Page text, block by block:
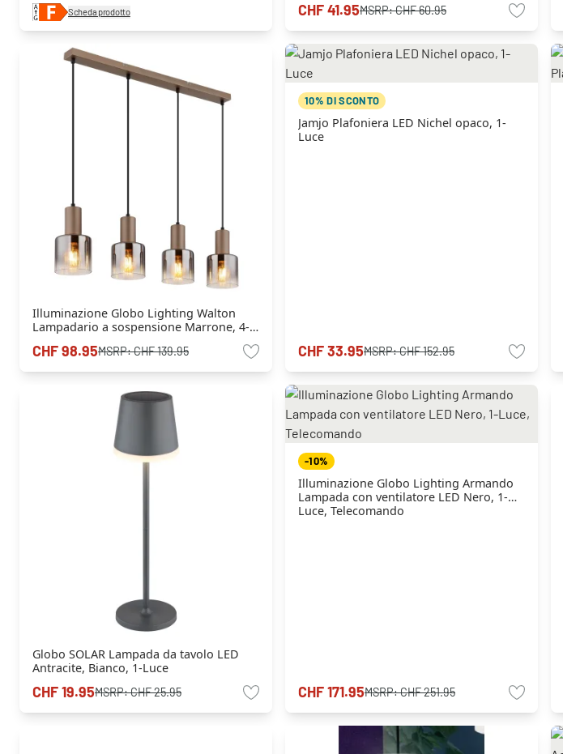
Scheda prodotto CHF 41.95MSRP:CHF 60.95
Illuminazione Globo Lighting Walton
Lampadario a sospensione Marrone, 4-
CHF 98.95MSRP:CHF 139.95
10% DI SCONTO
Jamjo Plafoniera LED Nichel opaco, 1-
Luce
CHF 33.95MSRP:CHF 152.95
Globo SOLAR Lampada da tavolo LED
Antracite, Bianco, 1-Luce
CHF 19.95MSRP:CHF 25.95
-10%
Illuminazione Globo Lighting Armando
Lampada con ventilatore LED Nero, 1-
Luce, Telecomando
CHF 171.95MSRP:CHF 251.95